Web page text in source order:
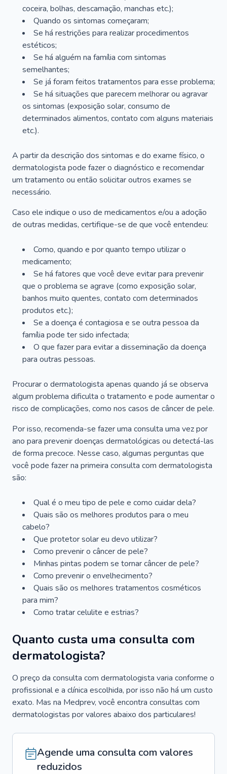
coceira, bolhas, descamação, manchas etc.);
Quando os sintomas começaram;
Se há restrições para realizar procedimentos
estéticos;
Se há alguém na família com sintomas
semelhantes;
Se já foram feitos tratamentos para esse problema;
Se há situações que parecem melhorar ou agravar
os sintomas (exposição solar, consumo de
determinados alimentos, contato com alguns materiais
etc.).
A partir da descrição dos sintomas e do exame físico, o
dermatologista pode fazer o diagnóstico e recomendar
um tratamento ou então solicitar outros exames se
necessário.
Caso ele indique o uso de medicamentos e/ou a adoção
de outras medidas, certifique-se de que você entendeu:
Como, quando e por quanto tempo utilizar o
medicamento;
Se há fatores que você deve evitar para prevenir
que o problema se agrave (como exposição solar,
banhos muito quentes, contato com determinados
produtos etc.);
Se a doença é contagiosa e se outra pessoa da
família pode ter sido infectada;
O que fazer para evitar a disseminação da doença
para outras pessoas.
Procurar o dermatologista apenas quando já se observa
algum problema dificulta o tratamento e pode aumentar o
risco de complicações, como nos casos de câncer de pele.
Por isso, recomenda-se fazer uma consulta uma vez por
ano para prevenir doenças dermatológicas ou detectá-las
de forma precoce. Nesse caso, algumas perguntas que
você pode fazer na primeira consulta com dermatologista
são:
Qual é o meu tipo de pele e como cuidar dela?
Quais são os melhores produtos para o meu
cabelo?
Que protetor solar eu devo utilizar?
Como prevenir o câncer de pele?
Minhas pintas podem se tornar câncer de pele?
Como prevenir o envelhecimento?
Quais são os melhores tratamentos cosméticos
para mim?
Como tratar celulite e estrias?
Quanto custa uma consulta com
dermatologista?
O preço da consulta com dermatologista varia conforme o
profissional e a clínica escolhida, por isso não há um custo
exato. Mas na Medprev, você encontra consultas com
dermatologistas por valores abaixo dos particulares!
Agende uma consulta com valores
reduzidos